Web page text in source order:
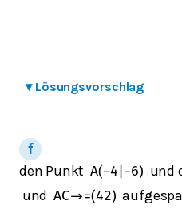
▾ Lösungsvorschlag
den Punkt A(−4 −6) und
und AC→=(42)